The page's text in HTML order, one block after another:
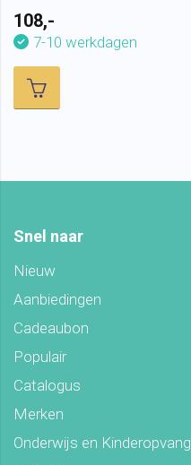
108,-
7-10 werkdagen
Snel naar
Nieuw
Aanbiedingen
Cadeaubon
Populair
Catalogus
Merken
Onderwijs en Kinderopvang